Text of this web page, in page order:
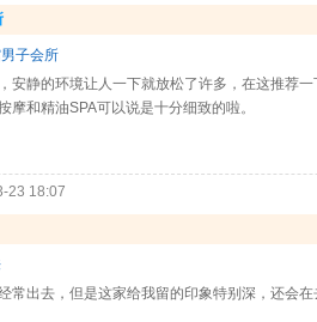
子会所
安静的环境让人一下就放松了许多，在这推荐
摩和精油SPA可以说是十分细致的啦。
23 18:07
常出去，但是这家给我留的印象特别深，还会在